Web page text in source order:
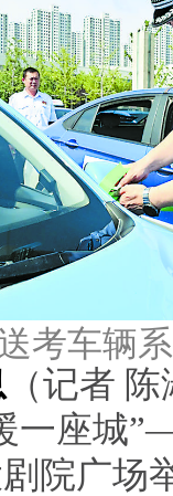
考车辆
（记者
一座城
院广场